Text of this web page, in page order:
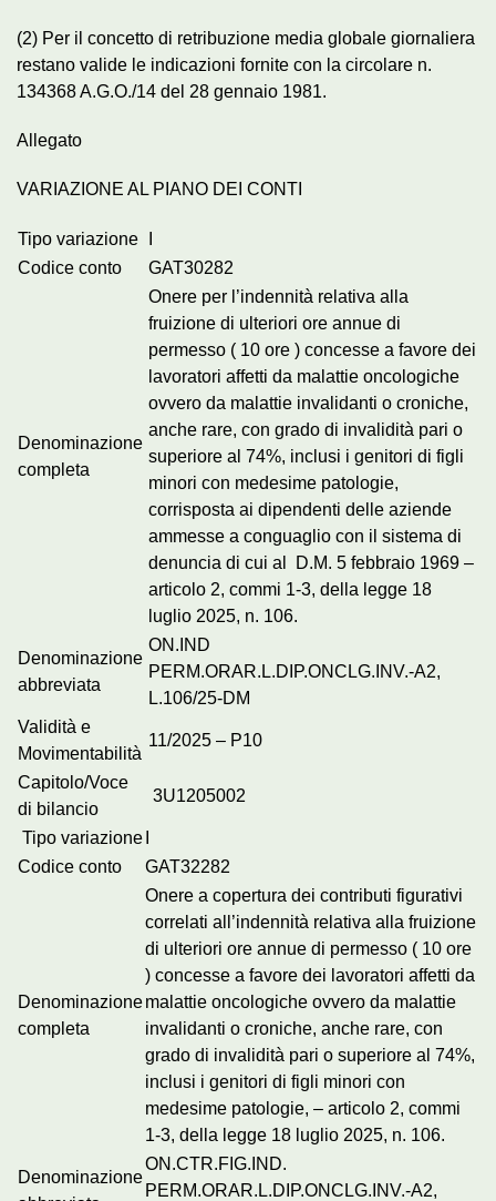
(2) Per il concetto di retribuzione media globale giornaliera
restano valide le indicazioni fornite con la circolare n.
134368 A.G.O./14 del 28 gennaio 1981.
Allegato
VARIAZIONE AL PIANO DEI CONTI
Tipo variazione
Codice conto
GAT30282
Denominazione
completa
Onere per l’indennità relativa alla
fruizione di ulteriori ore annue di
permesso ( 10 ore ) concesse a favore dei
lavoratori affetti da malattie oncologiche
ovvero da malattie invalidanti o croniche,
anche rare, con grado di invalidità pari o
superiore al 74%, inclusi i genitori di figli
minori con medesime patologie,
corrisposta ai dipendenti delle aziende
ammesse a conguaglio con il sistema di
denuncia di cui al D.M. 5 febbraio 1969 –
articolo 2, commi 1-3, della legge 18
luglio 2025, n. 106.
Denominazione
abbreviata
ON.IND
PERM.ORAR.L.DIP.ONCLG.INV.-A2,
L.106/25-DM
Validità e
Movimentabilità
11/2025 – P10
Capitolo/Voce
di bilancio
3U1205002
Tipo variazione
Codice conto
GAT32282
Denominazione
completa
Onere a copertura dei contributi figurativi
correlati all’indennità relativa alla fruizione
di ulteriori ore annue di permesso ( 10 ore
) concesse a favore dei lavoratori affetti da
malattie oncologiche ovvero da malattie
invalidanti o croniche, anche rare, con
grado di invalidità pari o superiore al 74%,
inclusi i genitori di figli minori con
medesime patologie, – articolo 2, commi
1-3, della legge 18 luglio 2025, n. 106.
Denominazione
ON.CTR.FIG.IND.
PERM.ORAR.L.DIP.ONCLG.INV.-A2,